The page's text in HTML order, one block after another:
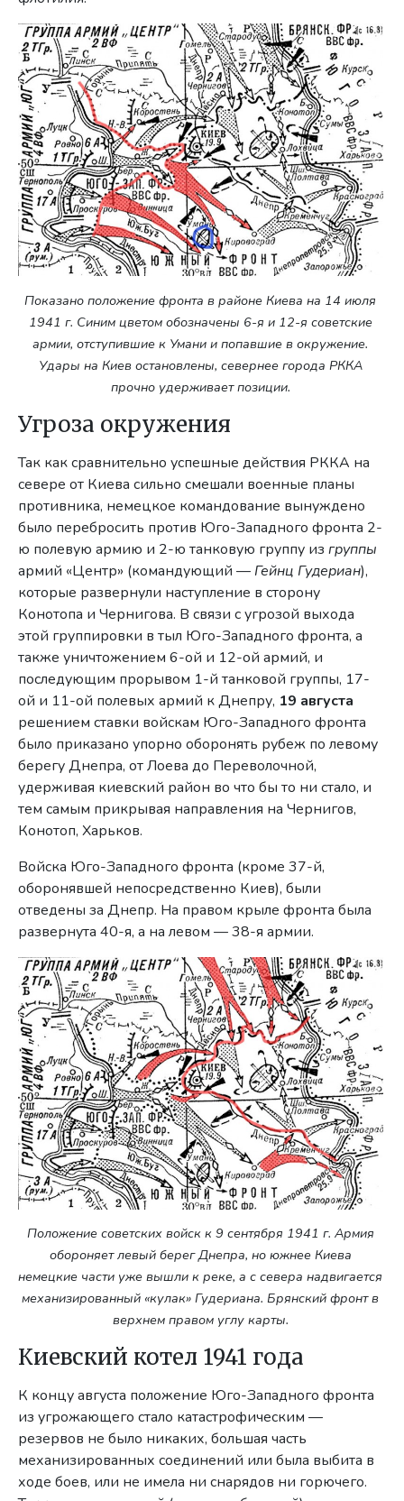
Показано положение фронта в районе Киева на 14 июля
1941 г. Синим цветом обозначены 6-я и 12-я советские
армии, отступившие к Умани и попавшие в окружение.
Удары на Киев остановлены, севернее города РККА
прочно удерживает позиции.
Угроза окружения
Так как сравнительно успешные действия РККА на
севере от Киева сильно смешали военные планы
противника, немецкое командование вынуждено
было перебросить против Юго-Западного фронта 2-
ю полевую армию и 2-ю танковую группу изгруппы
армий «Центр» (командующий — Гейнц Гудериан),
которые развернули наступление в сторону
Конотопа и Чернигова. В связи с угрозой выхода
этой группировки в тыл Юго-Западного фронта, а
также уничтожением 6-ой и 12-ой армий, и
последующим прорывом 1-й танковой группы, 17-
ой и 11-ой полевых армий к Днепру, 19 августа
решением ставки войскам Юго-Западного фронта
было приказано упорно оборонять рубеж по левому
берегу Днепра, от Лоева до Переволочной,
удерживая киевский район во что бы то ни стало, и
тем самым прикрывая направления на Чернигов,
Конотоп, Харьков.
Войска Юго-Западного фронта (кроме 37-й,
оборонявшей непосредственно Киев), были
отведены за Днепр. На правом крыле фронта была
развернута 40-я, а на левом — 38-я армии.
Положение советских войск к 9 сентября 1941 г. Армия
обороняет левый берег Днепра, но южнее Киева
немецкие части уже вышли к реке, а с севера надвигается
механизированный «кулак» Гудериана. Брянский фронт в
верхнем правом углу карты.
Киевский котел 1941 года
К концу августа положение Юго-Западного фронта
из угрожающего стало катастрофическим —
резервов не было никаких, большая часть
механизированных соединений или была выбита в
ходе боев, или не имела ни снарядов ни горючего.